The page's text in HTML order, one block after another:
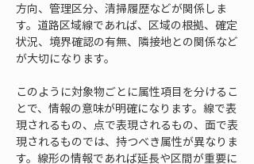
方向、管理区分、清掃履歴などが関係しま
す。道路区域線であれば、区域の根拠、確定
状況、境界確認の有無、隣接地との関係など
が大切になります。
このように対象物ごとに属性項目を分けるこ
とで、情報の意味が明確になります。線で表
現されるもの、点で表現されるもの、面で表
現されるものでは、持つべき属性が異なりま
す。線形の情報であれば延長や区間が重要に